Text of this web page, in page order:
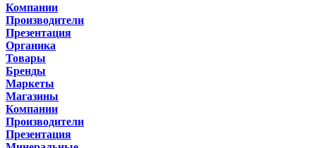
Компании
Производители
Презентация
Органика
Товары
Бренды
Маркеты
Магазины
Компании
Производители
Презентация